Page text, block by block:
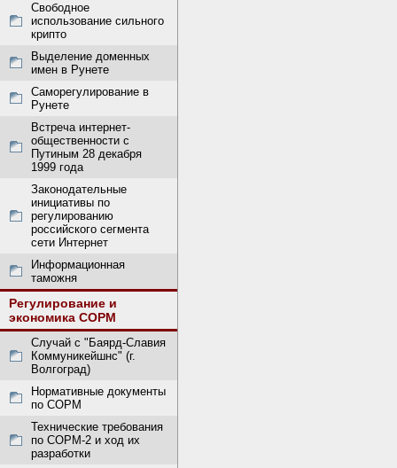
Свободное
использование сильного
крипто
Выделение доменных
имен в Рунете
Саморегулирование в
Рунете
Встреча интернет-
общественности с
Путиным 28 декабря
1999 года
Законодательные
инициативы по
регулированию
российского сегмента
сети Интернет
Информационная
таможня
Регулирование и
экономика СОРМ
Случай с "Баярд-Славия
Коммуникейшнс" (г.
Волгоград)
Нормативные документы
по СОРМ
Технические требования
по СОРМ-2 и ход их
разработки